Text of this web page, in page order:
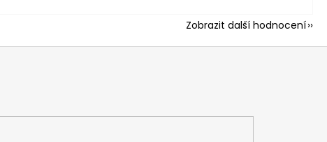
Zobrazit další hodnocení